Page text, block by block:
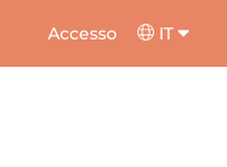
Accesso IT